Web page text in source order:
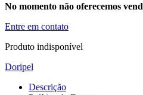
No momento não oferecemos
Entre em contato
Produto indisponível
Doripel
Descrição